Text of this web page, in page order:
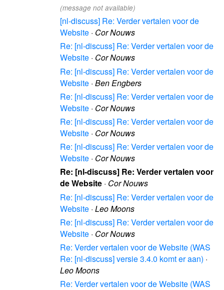
(message not available)
[nl-discuss] Re: Verder vertalen voor de
Website · Cor Nouws
Re: [nl-discuss] Re: Verder vertalen voor de
Website · Cor Nouws
Re: [nl-discuss] Re: Verder vertalen voor de
Website · Ben Engbers
Re: [nl-discuss] Re: Verder vertalen voor de
Website · Cor Nouws
Re: [nl-discuss] Re: Verder vertalen voor de
Website · Cor Nouws
Re: [nl-discuss] Re: Verder vertalen voor de
Website · Cor Nouws
Re: [nl-discuss] Re: Verder vertalen voor
de Website · Cor Nouws
Re: [nl-discuss] Re: Verder vertalen voor de
Website · Leo Moons
Re: [nl-discuss] Re: Verder vertalen voor de
Website · Cor Nouws
Re: Verder vertalen voor de Website (WAS
Re: [nl-discuss] versie 3.4.0 komt er aan) ·
Leo Moons
Re: Verder vertalen voor de Website (WAS